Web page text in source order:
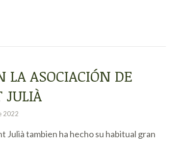
LA ASOCIACIÓN DE
JULIÀ
2022
Julià tambien ha hecho su habitual gran